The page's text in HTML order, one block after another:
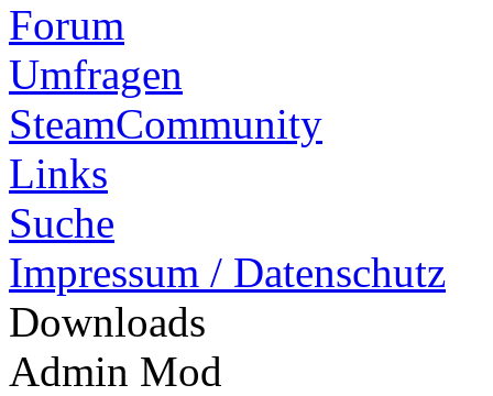
Forum
Umfragen
SteamCommunity
Links
Suche
Impressum / Datenschutz
Downloads
Admin Mod